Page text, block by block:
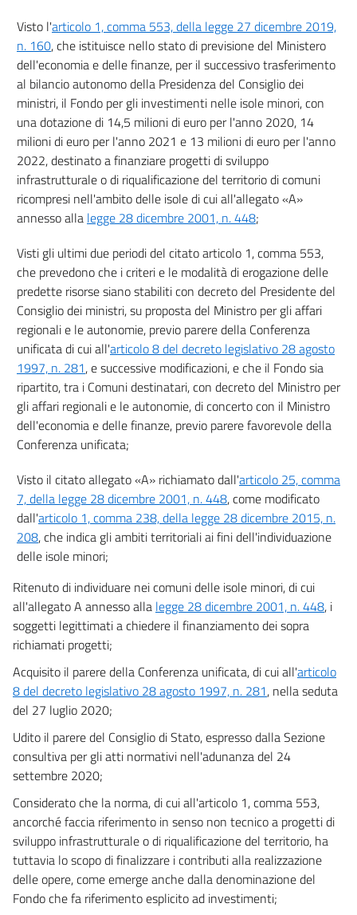
Visto l'articolo 1, comma 553, della legge 27 dicembre 2019,
n. 160, che istituisce nello stato di previsione del Ministero
dell'economia e delle finanze, per il successivo trasferimento
al bilancio autonomo della Presidenza del Consiglio dei
ministri, il Fondo per gli investimenti nelle isole minori, con
una dotazione di 14,5 milioni di euro per l'anno 2020, 14
milioni di euro per l'anno 2021 e 13 milioni di euro per l'anno
2022, destinato a finanziare progetti di sviluppo
infrastrutturale o di riqualificazione del territorio di comuni
ricompresi nell'ambito delle isole di cui all'allegato «A»
annesso alla legge 28 dicembre 2001, n. 448;
Visti gli ultimi due periodi del citato articolo 1, comma 553,
che prevedono che i criteri e le modalità di erogazione delle
predette risorse siano stabiliti con decreto del Presidente del
Consiglio dei ministri, su proposta del Ministro per gli affari
regionali e le autonomie, previo parere della Conferenza
unificata di cui all'articolo 8 del decreto legislativo 28 agosto
1997, n. 281, e successive modificazioni, e che il Fondo sia
ripartito, tra i Comuni destinatari, con decreto del Ministro per
gli affari regionali e le autonomie, di concerto con il Ministro
dell'economia e delle finanze, previo parere favorevole della
Conferenza unificata;
Visto il citato allegato «A» richiamato dall'articolo 25, comma
7, della legge 28 dicembre 2001, n. 448, come modificato
dall'articolo 1, comma 238, della legge 28 dicembre 2015, n.
208, che indica gli ambiti territoriali ai fini dell'individuazione
delle isole minori;
Ritenuto di individuare nei comuni delle isole minori, di cui
all'allegato A annesso alla legge 28 dicembre 2001, n. 448, i
soggetti legittimati a chiedere il finanziamento dei sopra
richiamati progetti;
Acquisito il parere della Conferenza unificata, di cui all'articolo
8 del decreto legislativo 28 agosto 1997, n. 281, nella seduta
del 27 luglio 2020;
Udito il parere del Consiglio di Stato, espresso dalla Sezione
consultiva per gli atti normativi nell'adunanza del 24
settembre 2020;
Considerato che la norma, di cui all'articolo 1, comma 553,
ancorché faccia riferimento in senso non tecnico a progetti di
sviluppo infrastrutturale o di riqualificazione del territorio, ha
tuttavia lo scopo di finalizzare i contributi alla realizzazione
delle opere, come emerge anche dalla denominazione del
Fondo che fa riferimento esplicito ad investimenti;